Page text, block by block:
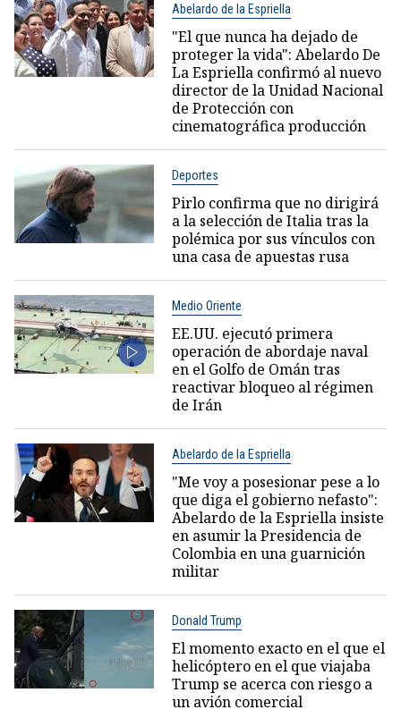
Abelardo de la Espriella
"El que nunca ha dejado de
proteger la vida": Abelardo De
La Espriella confirmó al nuevo
director de la Unidad Nacional
de Protección con
cinematográfica producción
Deportes
Pirlo confirma que no dirigirá
a la selección de Italia tras la
polémica por sus vínculos con
una casa de apuestas rusa
Medio Oriente
EE.UU. ejecutó primera
operación de abordaje naval
en el Golfo de Omán tras
reactivar bloqueo al régimen
de Irán
Abelardo de la Espriella
"Me voy a posesionar pese a lo
que diga el gobierno nefasto":
Abelardo de la Espriella insiste
en asumir la Presidencia de
Colombia en una guarnición
militar
Donald Trump
El momento exacto en el que el
helicóptero en el que viajaba
Trump se acerca con riesgo a
un avión comercial